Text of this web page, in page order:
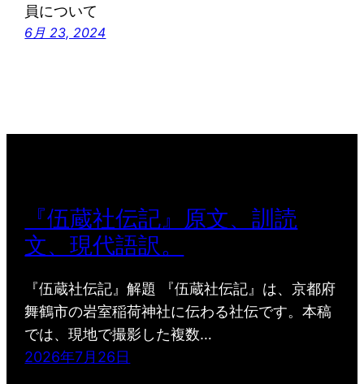
員について
6月 23, 2024
『伍蔵社伝記』原文、訓読
文、現代語訳。
『伍蔵社伝記』解題 『伍蔵社伝記』は、京都府
舞鶴市の岩室稲荷神社に伝わる社伝です。本稿
では、現地で撮影した複数…
2026年7月26日